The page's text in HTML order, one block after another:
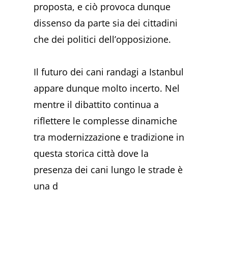
proposta, e ciò provoca dunque
dissenso da parte sia dei cittadini
che dei politici dell’opposizione.
Il futuro dei cani randagi a Istanbul
appare dunque molto incerto. Nel
mentre il dibattito continua a
riflettere le complesse dinamiche
tra modernizzazione e tradizione in
questa storica città dove la
presenza dei cani lungo le strade è
una d